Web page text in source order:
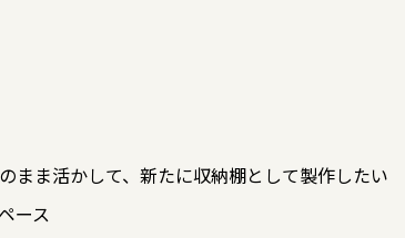
まま活かして、新たに収納棚として製作したい
ース